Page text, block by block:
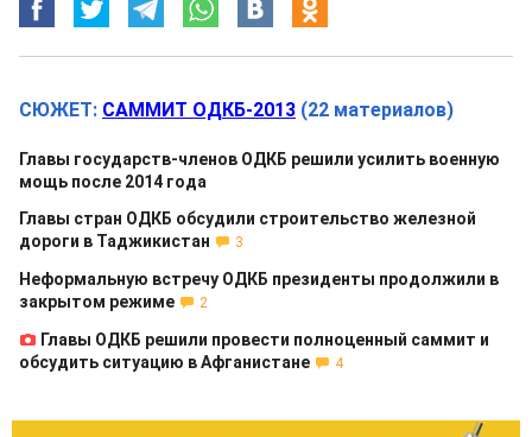
СЮЖЕТ: САММИТ ОДКБ-2013 (22 материалов)
Главы государств-членов ОДКБ решили усилить военную
мощь после 2014 года
Главы стран ОДКБ обсудили строительство железной
дороги в Таджикистан
3
Неформальную встречу ОДКБ президенты продолжили в
закрытом режиме
2
Главы ОДКБ решили провести полноценный саммит и
обсудить ситуацию в Афганистане
4